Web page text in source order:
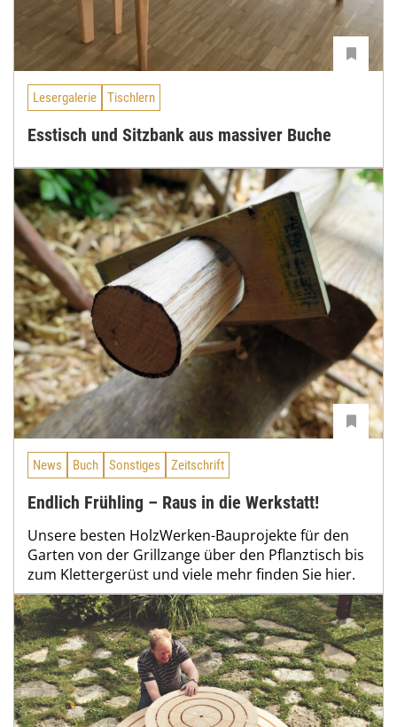
Lesergalerie Tischlern
Esstisch und Sitzbank aus massiver Buche
News Buch Sonstiges Zeitschrift
Endlich Frühling – Raus in die Werkstatt!
Unsere besten HolzWerken-Bauprojekte für den
Garten von der Grillzange über den Pflanztisch bis
zum Klettergerüst und viele mehr finden Sie hier.